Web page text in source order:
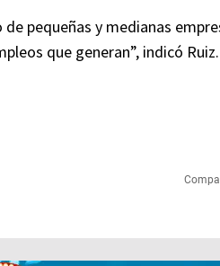
pequeñas y medianas
que generan”, indicó Ruiz.